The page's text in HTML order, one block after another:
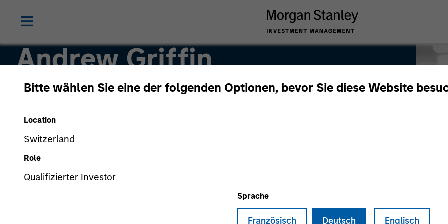
Bitte wählen Sie eine der folgenden Optionen, bevor Sie diese Website
Location
Switzerland
Role
Qualifizierter Investor
Sprache
Französisch Deutsch Englisch
Andrew Griffin
Executive Director